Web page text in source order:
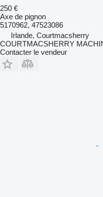
250 €
Axe de pignon
5170962, 47523086
Irlande, Courtmacsherry
COURTMACSHERRY
Contacter le vendeur